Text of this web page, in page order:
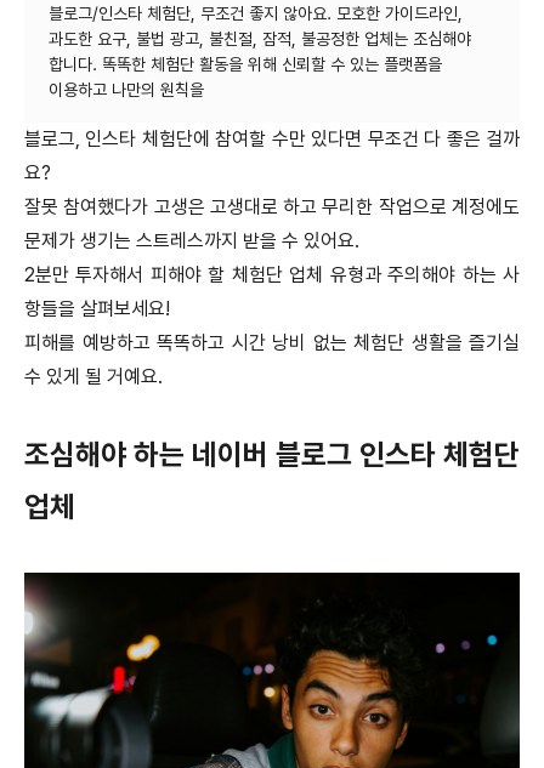
블로그/인스타 체험단, 무조건 좋지 않아요. 모호한 가이드라인,
과도한 요구, 불법 광고, 불친절, 잠적, 불공정한 업체는 조심해야
합니다. 똑똑한 체험단 활동을 위해 신뢰할 수 있는 플랫폼을
블로그, 인스타 체험단에 참여할 수만 있다면 무조건 다 좋은 걸까
요?
잘못 참여했다가 고생은 고생대로 하고 무리한 작업으로 계정에도
문제가 생기는 스트레스까지 받을 수 있어요.
2분만 투자해서 피해야 할 체험단 업체 유형과 주의해야 하는 사
항들을 살펴보세요!
피해를 예방하고 똑똑하고 시간 낭비 없는 체험단 생활을 즐기실
수 있게 될 거예요.
조심해야 하는 네이버 블로그 인스타 체험단
업체